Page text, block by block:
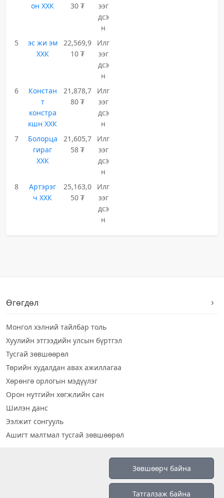
он ХХК
30 ₮
ээг
дсэ
н
5
эс жи эм
ХХК
22,569,9
10 ₮
Илг
ээг
дсэ
н
6
Констан
т
констра
кшн ХХК
21,878,7
80 ₮
Илг
ээг
дсэ
н
7
Болорца
гираг
ХХК
21,605,7
58 ₮
Илг
ээг
дсэ
н
8
Артэрэг
ч ХХК
25,163,0
50 ₮
Илг
ээг
дсэ
н
Өгөгдөл
Монгол хэлний тайлбар толь
Хуулийн этгээдийн улсын бүртгэл
Тусгай зөвшөөрөл
Төрийн худалдан авах ажиллагаа
Хөрөнгө орлогын мэдүүлэг
Орон нутгийн хөгжлийн сан
Шилэн данс
Ээлжит сонгууль
Ашигт малтмал тусгай зөвшөөрөл
Зөвшөөрч байна
Татгалзаж байна